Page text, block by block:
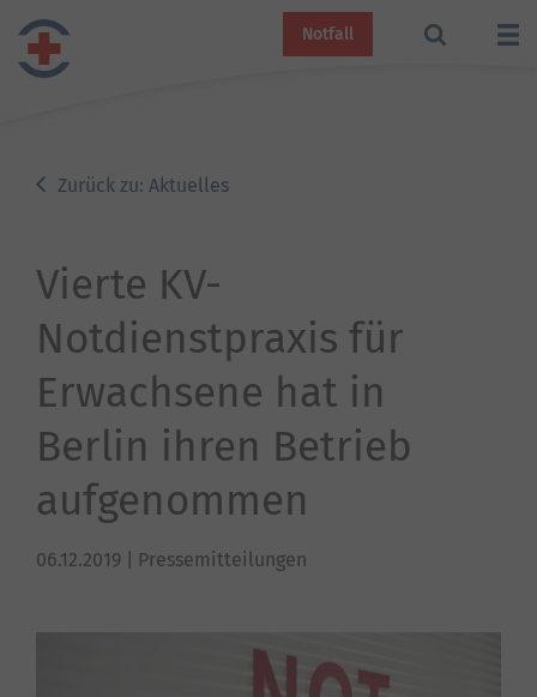
Notfall
Zurück zu: Aktuelles
Vierte KV-
Notdienstpraxis für
Erwachsene hat in
Berlin ihren Betrieb
aufgenommen
06.12.2019 | Pressemitteilungen